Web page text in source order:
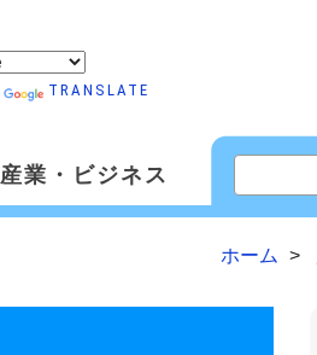
TRANSLATE
産業・ビジネス
ホーム